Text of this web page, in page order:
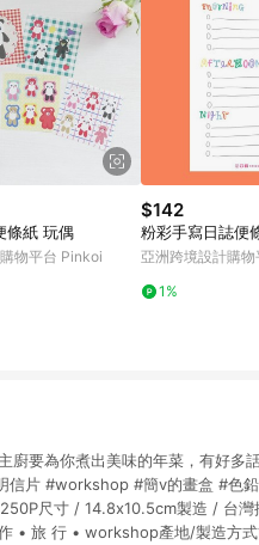
條紙 玩偶
物平台 Pinkoi
$142
粉彩手寫日誌便
亞洲跨境設計購
1%
廚要為你煮出美味的年菜，有好多
信片 #workshop #簡v的畫盒 #
尺寸 / 14.8x10.5cm製造 / 台灣
• workshop產地/製造方式簡